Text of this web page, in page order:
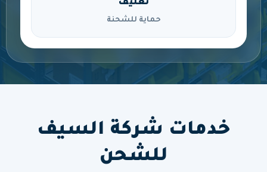
تغليف
حماية للشحنة
خدمات شركة السيف
للشحن